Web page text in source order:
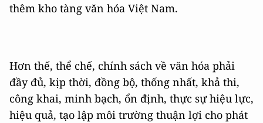
thêm kho tàng văn hóa Việt Nam.
Hơn thế, thể chế, chính sách về văn hóa phải
đầy đủ, kịp thời, đồng bộ, thống nhất, khả thi,
công khai, minh bạch, ổn định, thực sự hiệu lực,
hiệu quả, tạo lập môi trường thuận lợi cho phát